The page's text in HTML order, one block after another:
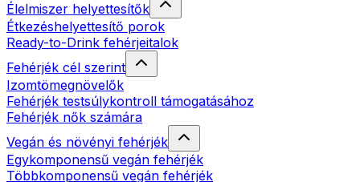
Élelmiszer helyettesítők
Étkezéshelyettesítő porok
Ready-to-Drink fehérjeitalok
Fehérjék cél szerint
Izomtömegnövelők
Fehérjék testsúlykontroll támogatásához
Fehérjék nők számára
Vegán és növényi fehérjék
Egykomponensű vegán fehérjék
Többkomponensű vegán fehérjék